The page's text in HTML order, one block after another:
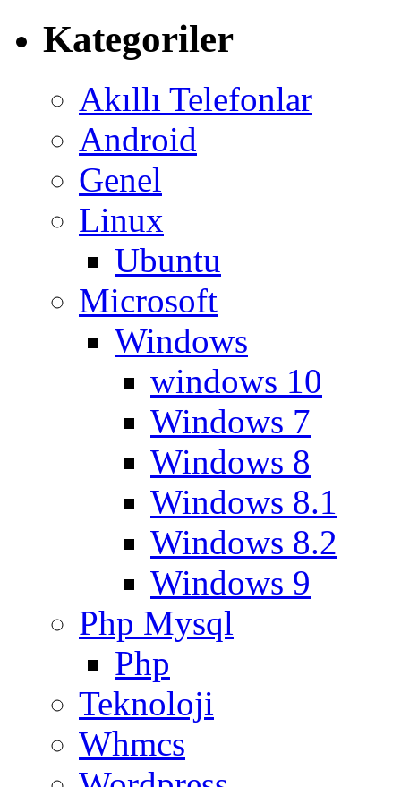
Kategoriler
Akıllı Telefonlar
Android
Genel
Linux
Ubuntu
Microsoft
Windows
windows 10
Windows 7
Windows 8
Windows 8.1
Windows 8.2
Windows 9
Php Mysql
Php
Teknoloji
Whmcs